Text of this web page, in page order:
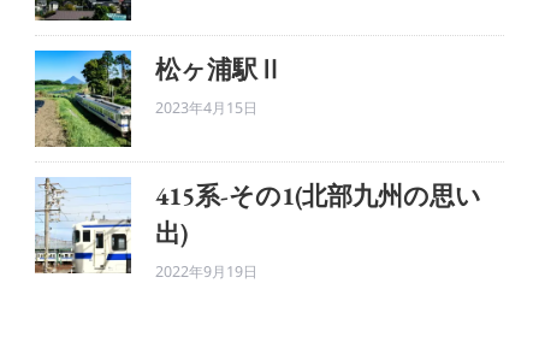
松ヶ浦駅Ⅱ
2023年4月15日
415系-その1(北部九州の思い
出)
2022年9月19日